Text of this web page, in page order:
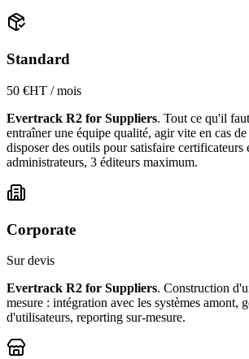
Standard
50 €HT / mois
Evertrack R2 for Suppliers. Tout ce qu'il
entraîner une équipe qualité, agir vite en cas
disposer des outils pour satisfaire certificateurs
administrateurs, 3 éditeurs maximum.
Corporate
Sur devis
Evertrack R2 for Suppliers. Construction
mesure : intégration avec les systèmes amont,
d'utilisateurs, reporting sur-mesure.